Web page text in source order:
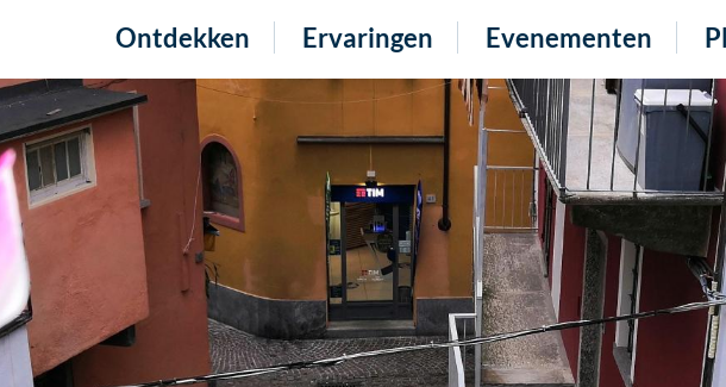
Ontdekken Ervaringen Evenementen